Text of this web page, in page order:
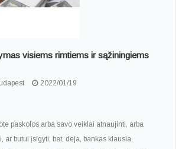
visiems rimtiems ir sąžiningiems
2022/01/19
paskolos arba savo veiklai atnaujinti, arba
ar butui įsigyti, bet, deja, bankas klausia,